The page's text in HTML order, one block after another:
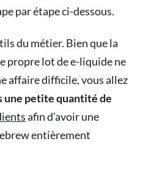
par étape ci-dessous.
du métier. Bien que la
propre lot de e-liquide ne
affaire difficile, vous allez
une petite quantité de
afin d’avoir une
entièrement